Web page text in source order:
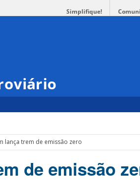
Simplifique!
lança trem de emissão zero
de emissão